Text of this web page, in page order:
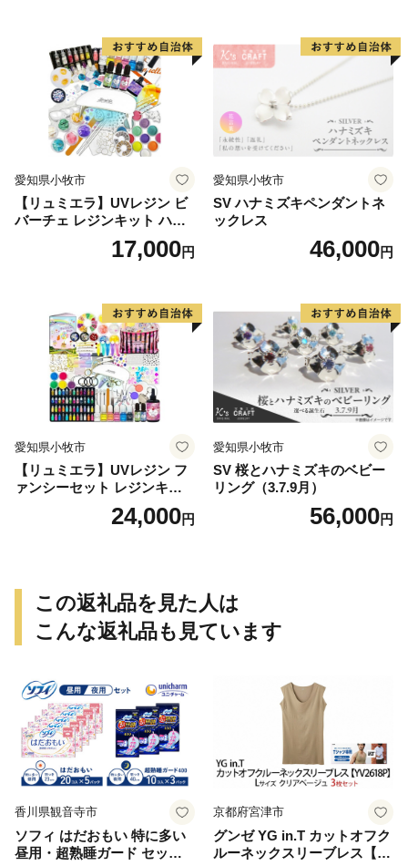
贈答用 オリジナル ハンドメ
イド 純チタン 送料無料
愛知県小牧市
【リュミエラ】UVレジン ビ
バーチェ レジンキット ハン
ドメイド レジンクラフト ア
クセサリーキット 手作り セ
17,000円
愛知県小牧市
SV ハナミズキペンダントネ
ックレス
46,000円
愛知県小牧市
【リュミエラ】UVレジン フ
ァンシーセット レジンキッ
ト ハンドメイド レジンクラ
フト アクセサリーキット 手
24,000円
愛知県小牧市
SV 桜とハナミズキのベビー
リング（3.7.9月）
56,000円
この返礼品を見た人は
こんな返礼品も見ています
香川県観音寺市
ソフィ はだおもい 特に多い
昼用・超熟睡ガード セット
京都府宮津市
グンゼ YG in.T カットオフク
ルーネックスリーブレス【Y